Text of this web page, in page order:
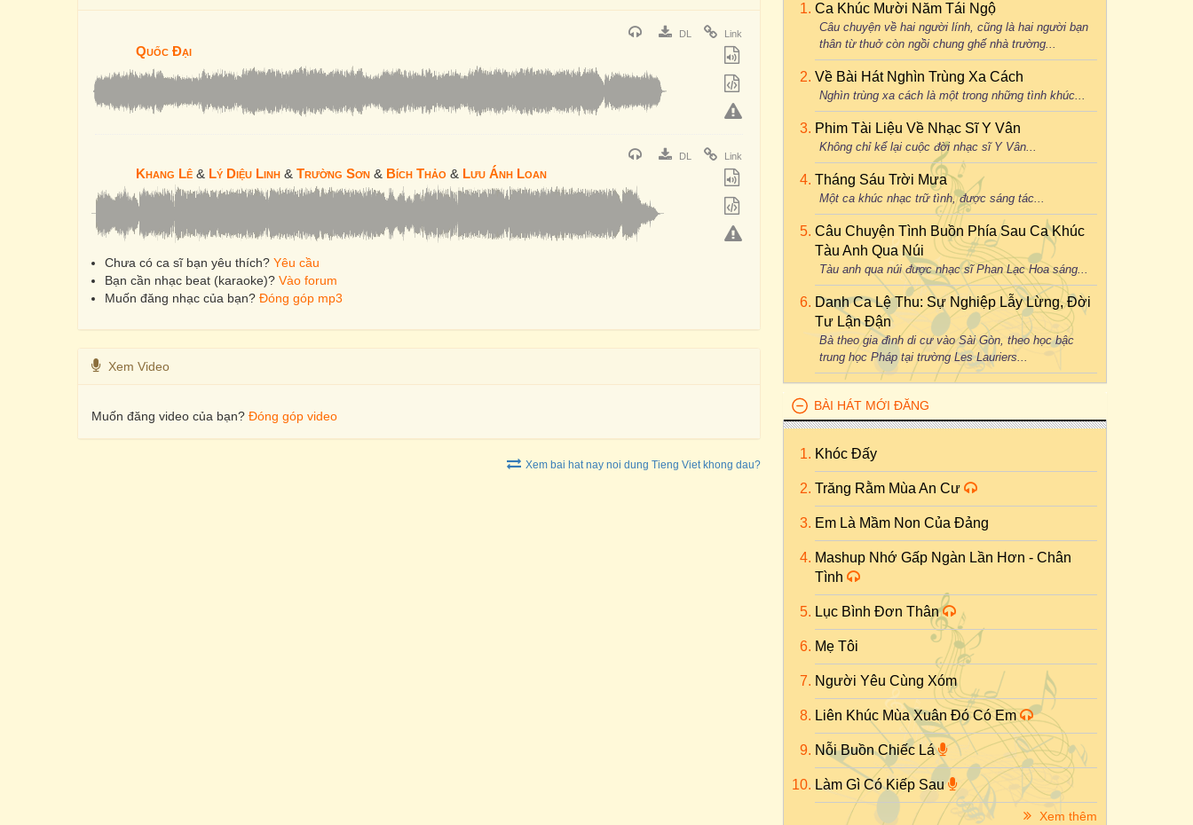
DL Link
Quốc Đại
DL Link
Khang Lê & Lý Diệu Linh & Trường Sơn & Bích Thảo & Lưu Ánh Loan
Chưa có ca sĩ bạn yêu thích? Yêu cầu
Bạn cần nhạc beat (karaoke)? Vào forum
Muốn đăng nhạc của bạn? Đóng góp mp3
Xem Video
Muốn đăng video của bạn? Đóng góp video
Xem bai hat nay noi dung Tieng Viet khong dau?
Ca Khúc Mười Năm Tái Ngộ
Câu chuyện về hai người lính, cũng là hai người bạn
thân từ thuở còn ngồi chung ghế nhà trường...
Về Bài Hát Nghìn Trùng Xa Cách
Nghìn trùng xa cách là một trong những tình khúc...
Phim Tài Liệu Về Nhạc Sĩ Y Vân
Không chỉ kể lại cuộc đời nhạc sĩ Y Vân...
Tháng Sáu Trời Mưa
Một ca khúc nhạc trữ tình, được sáng tác...
Câu Chuyện Tình Buồn Phía Sau Ca Khúc
Tàu Anh Qua Núi
Tàu anh qua núi được nhạc sĩ Phan Lạc Hoa sáng...
Danh Ca Lệ Thu: Sự Nghiệp Lẫy Lừng, Đời
Tư Lận Đận
Bà theo gia đình di cư vào Sài Gòn, theo học bậc
trung học Pháp tại trường Les Lauriers...
BÀI HÁT MỚI ĐĂNG
Khóc Đấy
Trăng Rằm Mùa An Cư
Em Là Mầm Non Của Đảng
Mashup Nhớ Gấp Ngàn Lần Hơn - Chân
Tình
Lục Bình Đơn Thân
Mẹ Tôi
Người Yêu Cùng Xóm
Liên Khúc Mùa Xuân Đó Có Em
Nỗi Buồn Chiếc Lá
Làm Gì Có Kiếp Sau
Xem thêm